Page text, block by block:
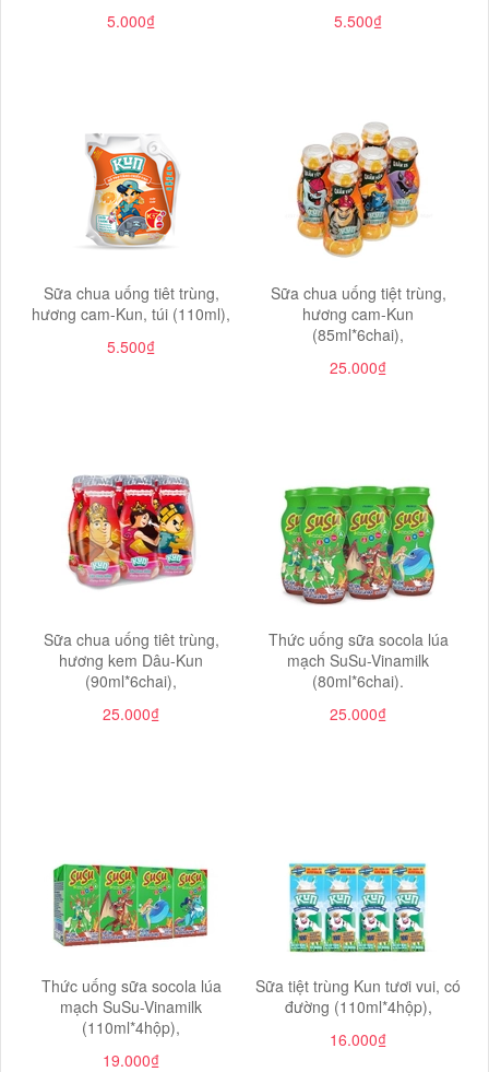
5.000₫
5.500₫
Sữa chua uống tiêt trùng,
hương cam-Kun, túi (110ml),
5.500₫
Sữa chua uống tiệt trùng,
hương cam-Kun
(85ml*6chai),
25.000₫
Sữa chua uống tiêt trùng,
hương kem Dâu-Kun
(90ml*6chai),
25.000₫
Thức uống sữa socola lúa
mạch SuSu-Vinamilk
(80ml*6chai).
25.000₫
Thức uống sữa socola lúa
mạch SuSu-Vinamilk
(110ml*4hộp),
19.000₫
Sữa tiệt trùng Kun tươi vui, có
đường (110ml*4hộp),
16.000₫